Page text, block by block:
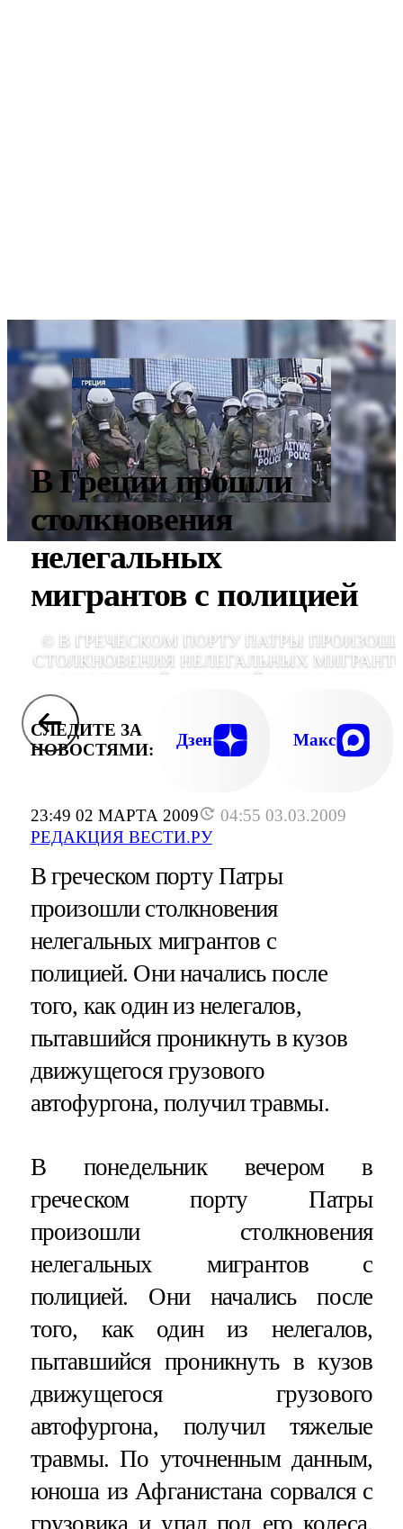
23:49 02 МАРТА 2009
04:55 03.03.2009
РЕДАКЦИЯ ВЕСТИ.РУ
В Греции прошли
столкновения
нелегальных
мигрантов с полицией
© В ГРЕЧЕСКОМ ПОРТУ ПАТРЫ
СТОЛКНОВЕНИЯ НЕЛЕГАЛЬНЫХ
С ПОЛИЦИЕЙ. ПОЛИЦЕЙСКИХ
ПРИМЕНИЛИ СЛЕЗОТОЧИВЫЙ
СЛЕДИТЕ ЗА
НОВОСТЯМИ:
Дзен Макс
В греческом порту Патры
произошли столкновения
нелегальных мигрантов с
полицией. Они начались после
того, как один из нелегалов,
пытавшийся проникнуть в кузов
движущегося грузового
автофургона, получил травмы.
В понедельник вечером в
греческом порту Патры
произошли столкновения
нелегальных мигрантов с
полицией. Они начались после
того, как один из нелегалов,
пытавшийся проникнуть в кузов
движущегося грузового
автофургона, получил тяжелые
травмы. По уточненным данным,
юноша из Афганистана сорвался с
грузовика и упал под его колеса.